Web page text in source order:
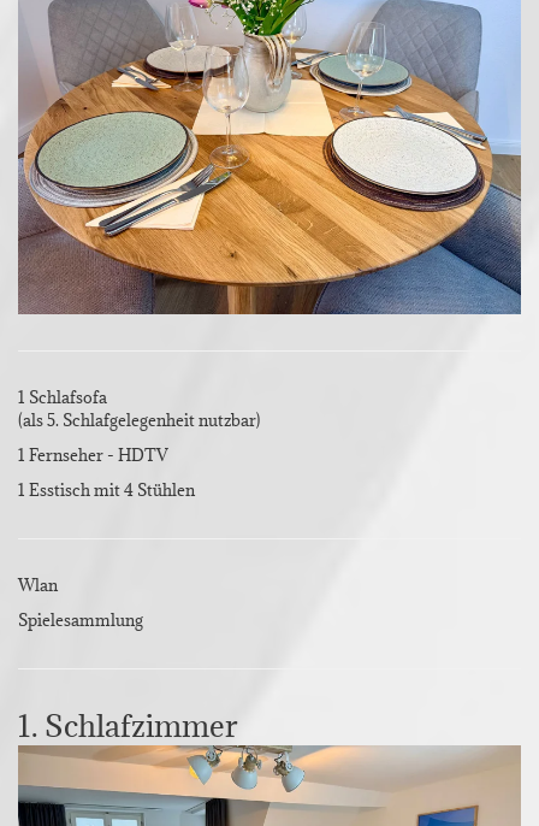
1 Schlafsofa
(als 5. Schlafgelegenheit nutzbar)
1 Fernseher - HDTV
1 Esstisch mit 4 Stühlen
Wlan
Spielesammlung
1. Schlafzimmer